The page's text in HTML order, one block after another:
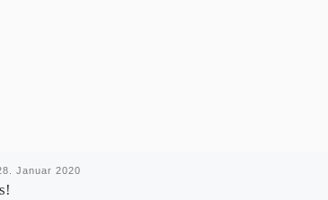
Januar 2020